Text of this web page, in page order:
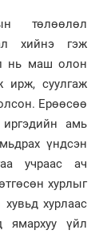
төлөөлөл
хийнэ гэж
нь маш олон
ирж, суулгаж
Ерөөсөө
иргэдийн амь
үндсэн
учраас ач
хурлыг
хурлаас
ямархуу үйл